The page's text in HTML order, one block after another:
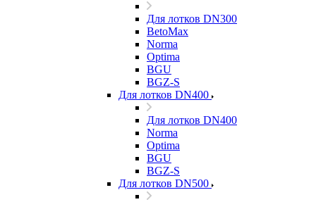
Для лотков DN300
BetoMax
Norma
Optima
BGU
BGZ-S
Для лотков DN400
Для лотков DN400
Norma
Optima
BGU
BGZ-S
Для лотков DN500